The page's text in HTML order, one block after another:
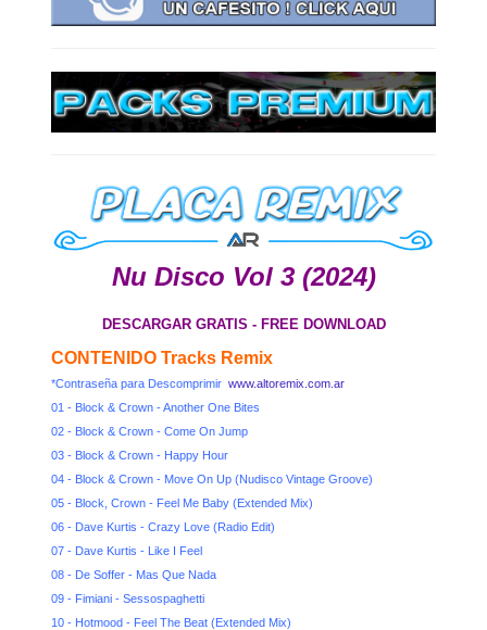
Nu Disco Vol 3 (2024)
DESCARGAR GRATIS - FREE DOWNLOAD
CONTENIDO Tracks Remix
*Contraseña para Descomprimir www.altoremix.com.ar
01 - Block & Crown - Another One Bites
02 - Block & Crown - Come On Jump
03 - Block & Crown - Happy Hour
04 - Block & Crown - Move On Up (Nudisco Vintage Groove)
05 - Block, Crown - Feel Me Baby (Extended Mix)
06 - Dave Kurtis - Crazy Love (Radio Edit)
07 - Dave Kurtis - Like I Feel
08 - De Soffer - Mas Que Nada
09 - Fimiani - Sessospaghetti
10 - Hotmood - Feel The Beat (Extended Mix)